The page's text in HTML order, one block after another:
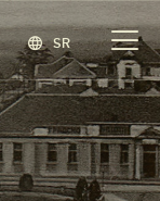
SR